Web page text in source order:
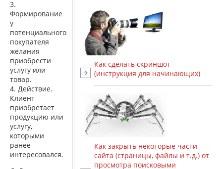
Формирование
у
потенциального
покупателя
желания
приобрести
услугу или
товар.
Действие.
Клиент
приобретает
продукцию или
услугу,
которыми
ранее
интересовался.
Как сделать скриншот
(инструкция для начинающих)
Как закрыть некоторые части
сайта (страницы, файлы и т.д.) от
просмотра поисковыми